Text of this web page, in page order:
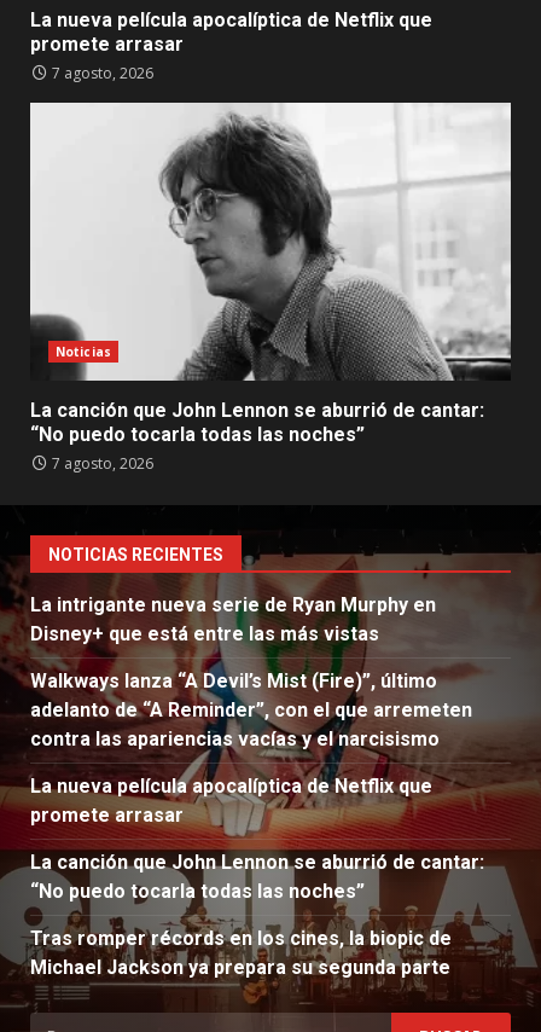
La nueva película apocalíptica de Netflix que
promete arrasar
7 agosto, 2026
Noticias
La canción que John Lennon se aburrió de cantar:
“No puedo tocarla todas las noches”
7 agosto, 2026
NOTICIAS RECIENTES
La intrigante nueva serie de Ryan Murphy en
Disney+ que está entre las más vistas
Walkways lanza “A Devil’s Mist (Fire)”, último
adelanto de “A Reminder”, con el que arremeten
contra las apariencias vacías y el narcisismo
La nueva película apocalíptica de Netflix que
promete arrasar
La canción que John Lennon se aburrió de cantar:
“No puedo tocarla todas las noches”
Tras romper récords en los cines, la biopic de
Michael Jackson ya prepara su segunda parte
Buscar: